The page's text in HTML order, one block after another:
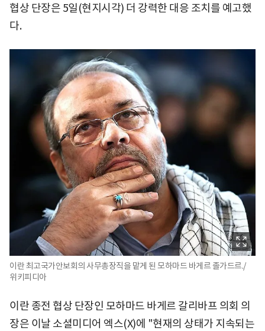
협상 단장은 5일(현지시각) 더 강력한 대응 조치를 예고했
다.
이란 최고국가안보회의 사무총장직을 맡게 된 모하마드 바게르 졸가드르./
위키피디아
이란 종전 협상 단장인 모하마드 바게르 갈리바프 의회 의
장은 이날 소셜미디어 엑스(X)에 "현재의 상태가 지속되는